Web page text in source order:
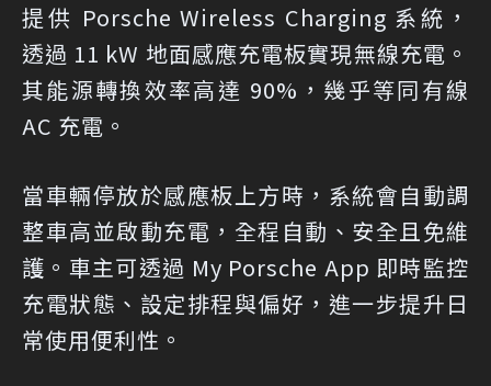
提供 Porsche Wireless Charging 系統，
透過 11 kW 地面感應充電板實現無線充電。
其能源轉換效率高達 90%，幾乎等同有線
AC 充電。
當車輛停放於感應板上方時，系統會自動調
整車高並啟動充電，全程自動、安全且免維
護。車主可透過 My Porsche App 即時監控
充電狀態、設定排程與偏好，進一步提升日
常使用便利性。